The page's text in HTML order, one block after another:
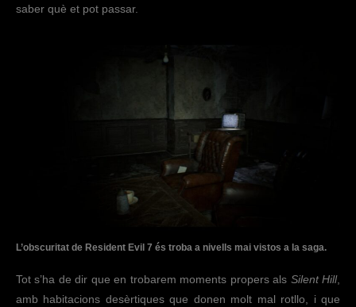
saber què et pot passar.
L’obscuritat de Resident Evil 7 és troba a nivells mai vistos a la saga.
Tot s’ha de dir que en trobarem moments propers als Silent Hill,
amb habitacions desèrtiques que donen molt mal rotllo, i que